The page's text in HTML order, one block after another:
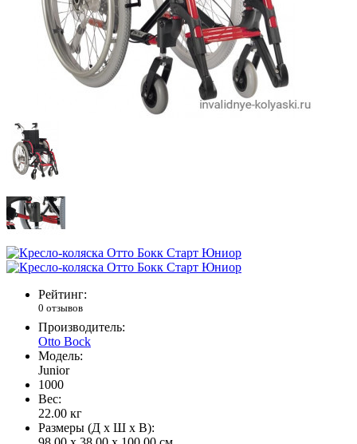
Рейтинг:
0 отзывов
Производитель:
Otto Bock
Модель:
Junior
1000
Вес:
22.00 кг
Размеры (Д x Ш x В):